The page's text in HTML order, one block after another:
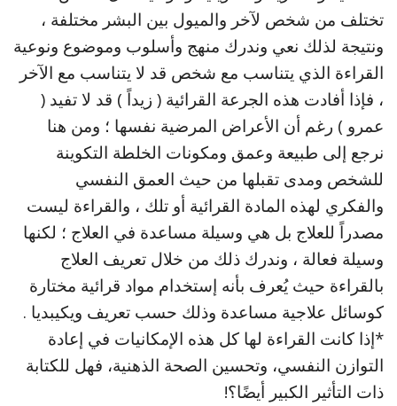
تختلف من شخص لآخر والميول بين البشر مختلفة ،
ونتيجة لذلك نعي وندرك منهج وأسلوب وموضوع ونوعية
القراءة الذي يتناسب مع شخص قد لا يتناسب مع الآخر
، فإذا أفادت هذه الجرعة القرائية ( زيداً ) قد لا تفيد (
عمرو ) رغم أن الأعراض المرضية نفسها ؛ ومن هنا
نرجع إلى طبيعة وعمق ومكونات الخلطة التكوينة
للشخص ومدى تقبلها من حيث العمق النفسي
والفكري لهذه المادة القرائية أو تلك ، والقراءة ليست
مصدراً للعلاج بل هي وسيلة مساعدة في العلاج ؛ لكنها
وسيلة فعالة ، وندرك ذلك من خلال تعريف العلاج
بالقراءة حيث يُعرف بأنه إستخدام مواد قرائية مختارة
كوسائل علاجية مساعدة وذلك حسب تعريف ويكيبديا .
*إذا كانت القراءة لها كل هذه الإمكانيات في إعادة
التوازن النفسي، وتحسين الصحة الذهنية، فهل للكتابة
ذات التأثير الكبير أيضًا؟!